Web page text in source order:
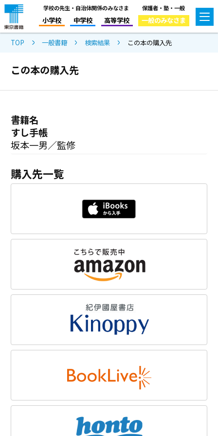
学校の先生・自治体関係のみなさま
小学校 中学校 高等学校
保護者・塾・一般
一般のみなさま
TOP 一般書籍 検索結果 この本の購入先
この本の購入先
書籍名
すし手帳
坂本一男／監修
購入先一覧